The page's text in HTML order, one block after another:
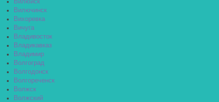
Вилюйск
Вилючинск
Вихоревка
Вичуга
Владивосток
Владикавказ
Владимир
Волгоград
Волгодонск
Волгореченск
Волжск
Волжский